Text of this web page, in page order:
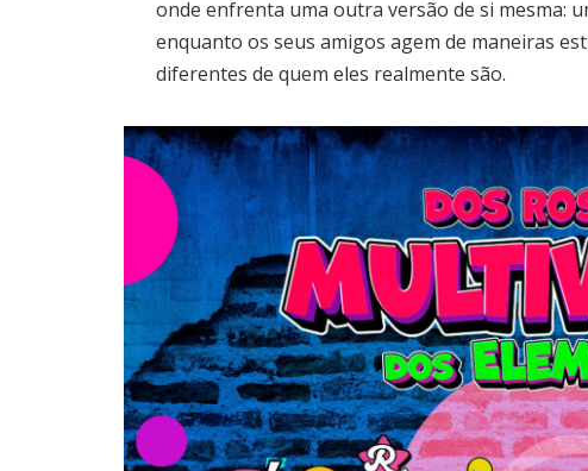
onde enfrenta uma outra versão de si mesma:
enquanto os seus amigos agem de maneiras
diferentes de quem eles realmente são.